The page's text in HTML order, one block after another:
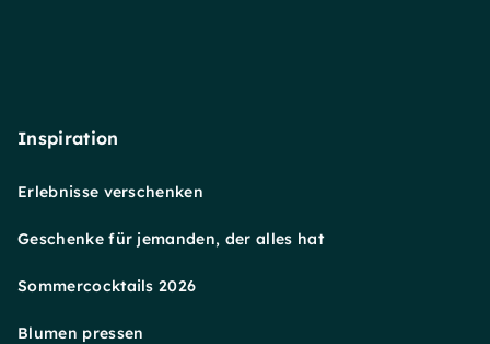
Inspiration
Erlebnisse verschenken
Geschenke für jemanden, der alles hat
Sommercocktails 2026
Blumen pressen